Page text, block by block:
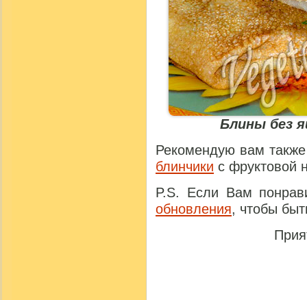
Блины без
Рекомендую вам
блинчики с фруктовой
P.S. Если Вам
обновления, чтобы